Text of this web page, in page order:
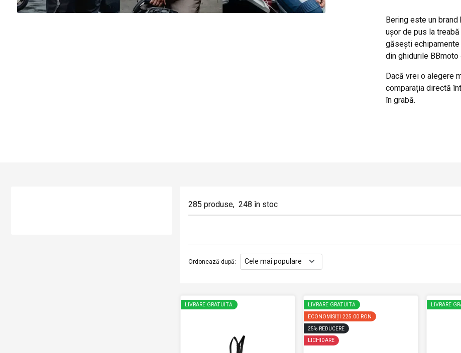
Bering este un
ușor de pus la
găsești
din ghidurile
Dacă vrei o alegere
comparația directă
în grabă.
285 produse, 248 în stoc
Ordonează după:
LIVRARE GRATUITĂ
LIVRARE GRATUITĂ
ECONOMISIȚI 225.00 RON
25% REDUCERE
LICHIDARE
LIVRARE